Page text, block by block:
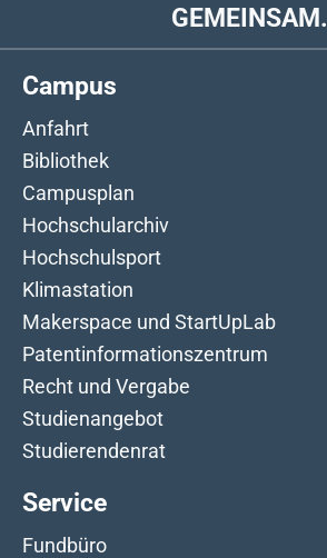
GEMEINSAM.
Campus
Anfahrt
Bibliothek
Campusplan
Hochschularchiv
Hochschulsport
Klimastation
Makerspace und StartUpLab
Patentinformationszentrum
Recht und Vergabe
Studienangebot
Studierendenrat
Service
Fundbüro